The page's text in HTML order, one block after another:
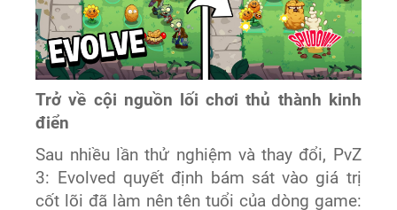
Trở về cội nguồn lối chơi thủ thành kinh
điển
Sau nhiều lần thử nghiệm và thay đổi, PvZ
3: Evolved quyết định bám sát vào giá trị
cốt lõi đã làm nên tên tuổi của dòng game: